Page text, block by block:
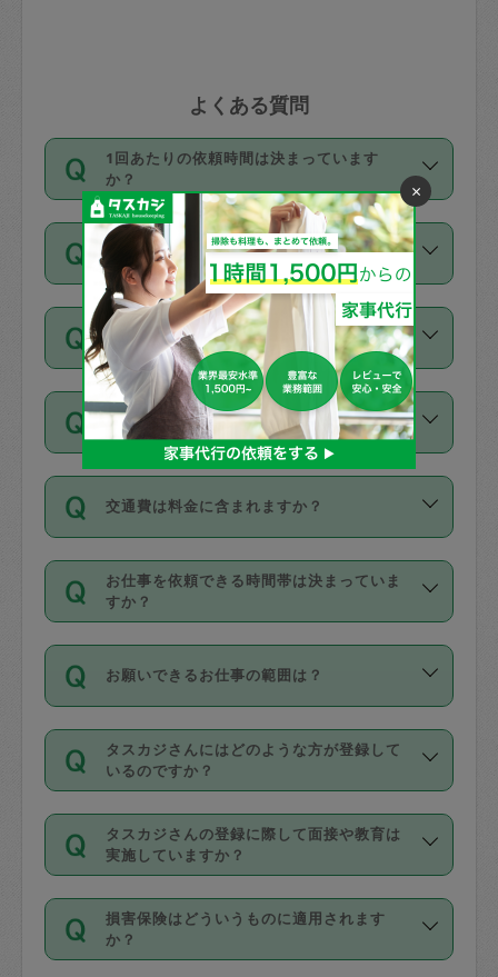
よくある質問
1回あたりの依頼時間は決まっています
か？
依頼1回につき3時間固定です。3時間を
超えて依頼したい場合は、延長機能をご
利用ください。機能をご利用いただくに
は、タスカジさんに事前に相談し、合意
の上事前申請することが必要です。な
お、3時間を下回っても、値引き等はござ
いません。
価格はどうやって決まっていますか？
11種類の価格帯の中からタスカジさん自
身が価格を選んで設定しています。
タスカジさんの価格設定には最初は制限
があり、レビュー件数、レビューの平均
値、などで除々に設定可能な最高額が上
がっていく仕組みになっています。
支払い方法を教えてください
お支払方法はクレジットカード（Visa／
Master／JCB／AMERICAN EXPRESS／
Diners Club）のみとなります。
を行う際にご入力ください。プロフィー
ル登録時にはご入力いただかなくても大
丈夫です。
デビットカード・プリペイドカード（Vプ
リカ、au WALLETなど）は支払にはご利
銀行振込や現金払いも対応していませ
なお、タスカジさんの交通費も、依頼料
金のご請求と合わせてお支払いとなりま
動計算で表示されます。
同じタスカジさんに定期的にお願いする場
合はお得になる？
依頼には「スポット」と「定期（毎週｜
隔週）」があり、「定期」の依頼は「ス
ポット」よりお得な料金でご利用できま
す。
定期の最低利用回数は設けていない代わ
りに、一定数を超えたキャンセルは有償
（例：毎週定期の場合は３回以上のキャ
ンセルが有償（1200円、隔週定期の場合
は２回以上のキャンセルが有償（1200
交通費は料金に含まれますか？
交通費は依頼料金とは別途発生し、依頼
料金のご請求と合わせてお支払いとなり
ます。交通費の金額は「依頼の詳細」に
お仕事を依頼できる時間帯は決まっていま
すか？
時間帯は3種類あります。いずれも１回あ
たり３時間です。
・ＡＭ ９時～１２時
・ＰＭ １３時～１６時
・夜 １８時～２１時
開始時間を２時間前後変更することが可
能です。依頼送信後、個別にタスカジさ
んにメッセージを送り調整してくださ
い。ただし、２時間を越えての調整はで
お願いできるお仕事の範囲は？
掃除、整理収納、洗濯、買い物、料理、
作り置きです。タスカジさんによってで
きる仕事の範囲が異なりますので、依頼
する前にタスカジさんのプロフィールで
確認してください。
基本的に、高所での作業や危険作業、屋
外での作業は対象外です。
タスカジさんにはどのような方が登録して
いるのですか？
主婦として長年の家事経験をお持ちの
方、栄養士・調理師といった資格者で保
育園や学校の給食やレストランで料理関
係の専門職に従事されていた方、日本で
すでにハウスキーパーや英語の先生とし
てお仕事をしているフィリピン出身の
タスカジさんの登録に際して面接や教育は
実施していますか？
応募の際に、各自事務局との面接と説明
を行っています。その後、身分証明書の
写真提出をしていただいています。外国
損害保険はどういうものに適用されます
か？
×